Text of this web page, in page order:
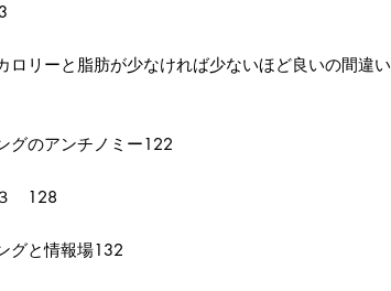
リーと脂肪が少なければ少ないほど良いの間違い
グのアンチノミー122
128
グと情報場132